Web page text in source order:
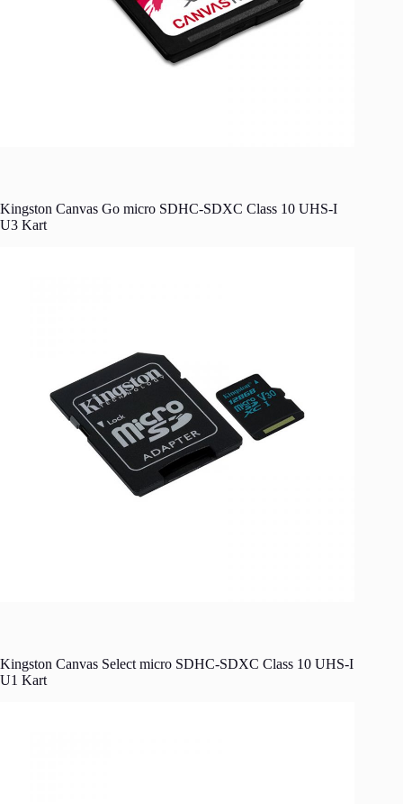
Kingston Canvas Go micro SDHC-SDXC Class 10 UHS-I
U3 Kart
Kingston Canvas Select micro SDHC-SDXC Class 10 UHS-I
U1 Kart